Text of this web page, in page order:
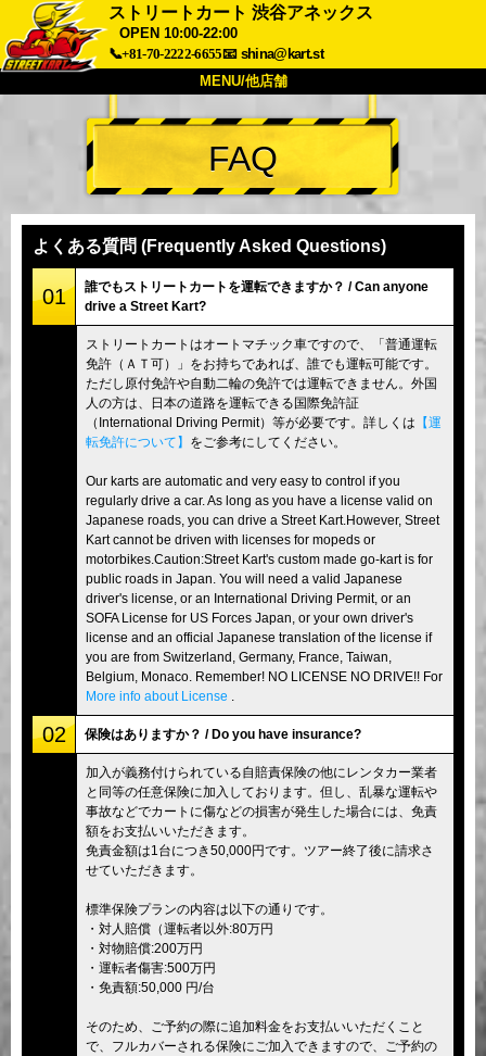
ストリートカート 渋谷アネックス
OPEN 10:00-22:00
📞+81-70-2222-6655📧 shina@kart.st
MENU/他店舗
概要 車両 価格
アクセス 評価
他店舗
東京 品川 東京 秋葉原 #1
東京 秋葉原 #2 東京 渋谷
東京 渋谷アネックス 東京ベイ
東京 浅草 大阪
沖縄
FAQ
よくある質問 (Frequently Asked Questions)
01
誰でもストリートカートを運転できますか？ / Can anyone
drive a Street Kart?
ストリートカートはオートマチック車ですので、「普通運転
免許（ＡＴ可）」をお持ちであれば、誰でも運転可能です。
ただし原付免許や自動二輪の免許では運転できません。外国
人の方は、日本の道路を運転できる国際免許証
（International Driving Permit）等が必要です。詳しくは 【運
転免許について】 をご参考にしてください。
Our karts are automatic and very easy to control if you
regularly drive a car. As long as you have a license valid on
Japanese roads, you can drive a Street Kart.However, Street
Kart cannot be driven with licenses for mopeds or
motorbikes.Caution:Street Kart's custom made go-kart is for
public roads in Japan. You will need a valid Japanese
driver's license, or an International Driving Permit, or an
SOFA License for US Forces Japan, or your own driver's
license and an official Japanese translation of the license if
you are from Switzerland, Germany, France, Taiwan,
Belgium, Monaco. Remember! NO LICENSE NO DRIVE!! For
More info about License
02 保険はありますか？ / Do you have insurance?
加入が義務付けられている自賠責保険の他にレンタカー業者
と同等の任意保険に加入しております。但し、乱暴な運転や
事故などでカートに傷などの損害が発生した場合には、免責
額をお支払いいただきます。
免責金額は1台につき50,000円です。ツアー終了後に請求さ
せていただきます。
標準保険プランの内容は以下の通りです。
・対人賠償（運転者以外:80万円
・対物賠償:200万円
・運転者傷害:500万円
・免責額:50,000 円/台
そのため、ご予約の際に追加料金をお支払いいただくこと
で、フルカバーされる保険にご加入できますので、ご予約の